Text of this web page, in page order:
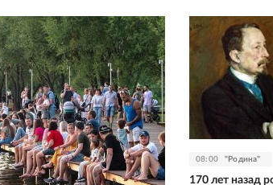
08:00 "Родина"
170 лет назад